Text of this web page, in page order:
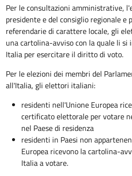
Per le consultazioni amministrative,
presidente e del consiglio regionale e
referendarie di carattere locale, gli
una cartolina-avviso con la quale li
Italia per esercitare il diritto di voto.
Per le elezioni dei membri del
all'Italia, gli elettori italiani:
residenti nell'Unione Europea
certificato elettorale per votare
nel Paese di residenza
residenti in Paesi non
Europea ricevono la cartolina-
Italia a votare.